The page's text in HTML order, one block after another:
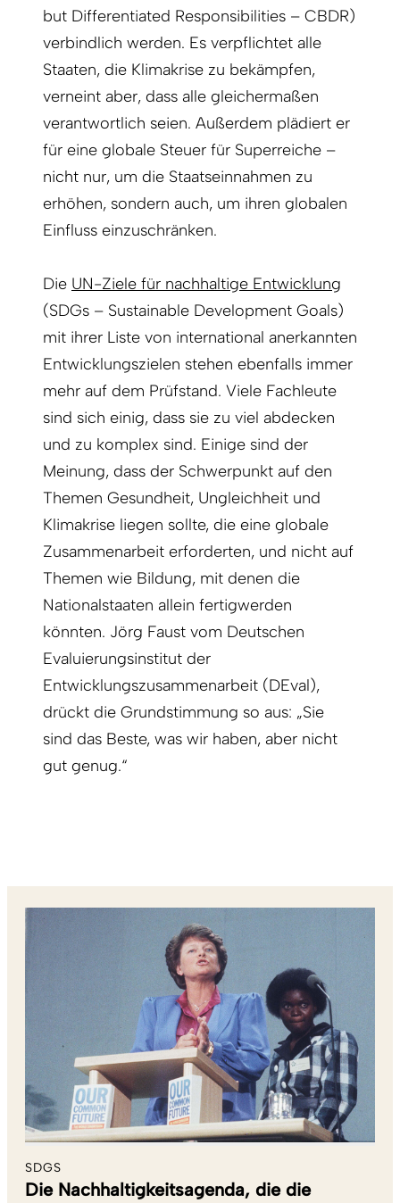
but Differentiated Responsibilities – CBDR)
verbindlich werden. Es verpflichtet alle
Staaten, die Klimakrise zu bekämpfen,
verneint aber, dass alle gleichermaßen
verantwortlich seien. Außerdem plädiert er
für eine globale Steuer für Superreiche –
nicht nur, um die Staatseinnahmen zu
erhöhen, sondern auch, um ihren globalen
Einfluss einzuschränken.
Die UN-Ziele für nachhaltige Entwicklung
(SDGs – Sustainable Development Goals)
mit ihrer Liste von international anerkannten
Entwicklungszielen stehen ebenfalls immer
mehr auf dem Prüfstand. Viele Fachleute
sind sich einig, dass sie zu viel abdecken
und zu komplex sind. Einige sind der
Meinung, dass der Schwerpunkt auf den
Themen Gesundheit, Ungleichheit und
Klimakrise liegen sollte, die eine globale
Zusammenarbeit erforderten, und nicht auf
Themen wie Bildung, mit denen die
Nationalstaaten allein fertigwerden
könnten. Jörg Faust vom Deutschen
Evaluierungsinstitut der
Entwicklungszusammenarbeit (DEval),
drückt die Grundstimmung so aus: „Sie
sind das Beste, was wir haben, aber nicht
gut genug.“
SDGS
Die Nachhaltigkeitsagenda, die die